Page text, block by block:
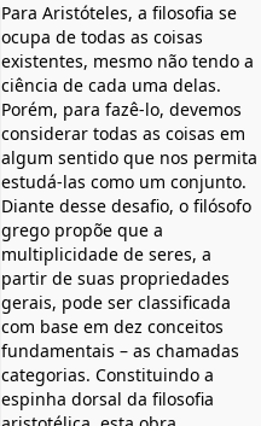
Para Aristóteles, a filosofia se
ocupa de todas as coisas
existentes, mesmo não tendo a
ciência de cada uma delas.
Porém, para fazê-lo, devemos
considerar todas as coisas em
algum sentido que nos permita
estudá-las como um conjunto.
Diante desse desafio, o filósofo
grego propõe que a
multiplicidade de seres, a
partir de suas propriedades
gerais, pode ser classificada
com base em dez conceitos
fundamentais – as chamadas
categorias. Constituindo a
espinha dorsal da filosofia